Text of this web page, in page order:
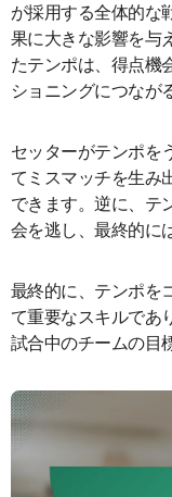
が採用する全体的な
果に大きな影響を与
たテンポは、得点機
ショニングにつなが
セッターがテンポを
てミスマッチを生み
できます。逆に、テ
会を逃し、最終的に
最終的に、テンポを
て重要なスキルであ
試合中のチームの目